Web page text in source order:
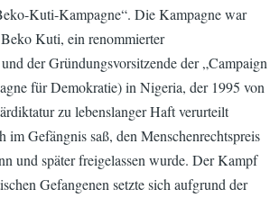
Kuti-Kampagne“. Die Kampagne war
Kuti, ein renommierter
der Gründungsvorsitzende der „Campaign
für Demokratie) in Nigeria, der 1995 von
zu lebenslanger Haft verurteilt
im Gefängnis saß, den Menschenrechtspreis
und später freigelassen wurde. Der Kampf
Gefangenen setzte sich aufgrund der